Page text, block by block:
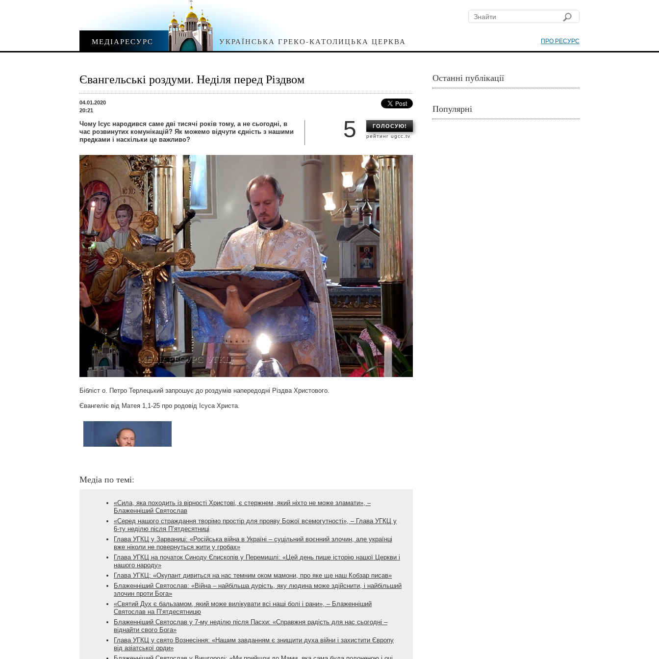
ПРО РЕСУРС
МЕДІАРЕСУРС УКРАЇНСЬКА ГРЕКО-КАТОЛИЦЬКА ЦЕРКВА
Євангельські роздуми. Неділя перед Різдвом
04.01.2020
20:21
ГОЛОСУЮ!
рейтинг ugcc.tv
5
Чому Ісус народився саме дві тисячі років тому, а не сьогодні, в
час розвинутих комунікацій? Як можемо відчути єдність з нашими
предками і наскільки це важливо?
Бібліст о. Петро Терлецький запрошує до роздумів напередодні Різдва Христового.
Євангеліє від Матея 1,1-25 про родовід Ісуса Христа.
Медіа по темі:
«Сила, яка походить із вірності Христові, є стержнем, який ніхто не може зламати», –
Блаженніший Святослав
«Серед нашого страждання творімо простір для прояву Божої всемогутності», – Глава УГКЦ у
6-ту неділю після П’ятдесятниці
Глава УГКЦ у Зарваниці: «Російська війна в Україні – суцільний воєнний злочин, але українці
вже ніколи не повернуться жити у гробах»
Глава УГКЦ на початок Синоду Єпископів у Перемишлі: «Цей день пише історію нашої Церкви і
нашого народу»
Глава УГКЦ: «Окупант дивиться на нас темним оком мамони, про яке ще наш Кобзар писав»
Блаженніший Святослав: «Війна – найбільша дурість, яку людина може здійснити, і найбільший
злочин проти Бога»
«Святий Дух є бальзамом, який може вилікувати всі наші болі і рани», – Блаженніший
Святослав на П’ятдесятницю
Блаженніший Святослав у 7-му неділю після Пасхи: «Справжня радість для нас сьогодні –
віднайти свого Бога»
Глава УГКЦ у свято Вознесіння: «Нашим завданням є знищити духа війни і захистити Європу
від азіатської орди»
Останні публікації
Популярні